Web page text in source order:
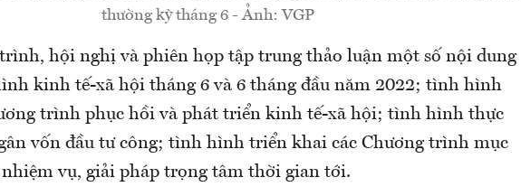
thường kỳ tháng 6 - Ảnh: VGP
hội nghị và phiên họp tập trung thảo luận một số nội dung
kinh tế-xã hội tháng 6 và 6 tháng đầu năm 2022; tình hình
trình phục hồi và phát triển kinh tế-xã hội; tình hình thực
vốn đầu tư công; tình hình triển khai các Chương trình mục
vụ, giải pháp trọng tâm thời gian tới.